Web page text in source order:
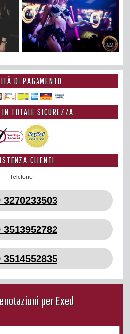
DI PAGAMENTO
IN TOTALE SICUREZZA
CLIENTI
Telefono
3270233503
3513952782
3514552835
per Exed